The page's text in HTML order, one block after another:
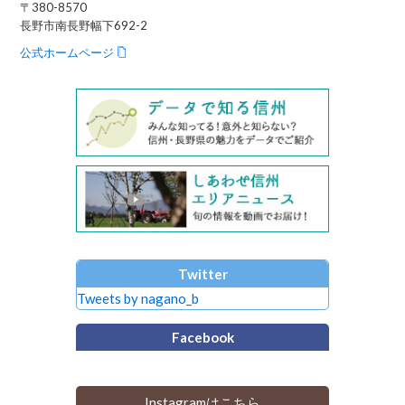
〒380-8570
長野市南長野幅下692-2
公式ホームページ
Twitter
Tweets by nagano_b
Facebook